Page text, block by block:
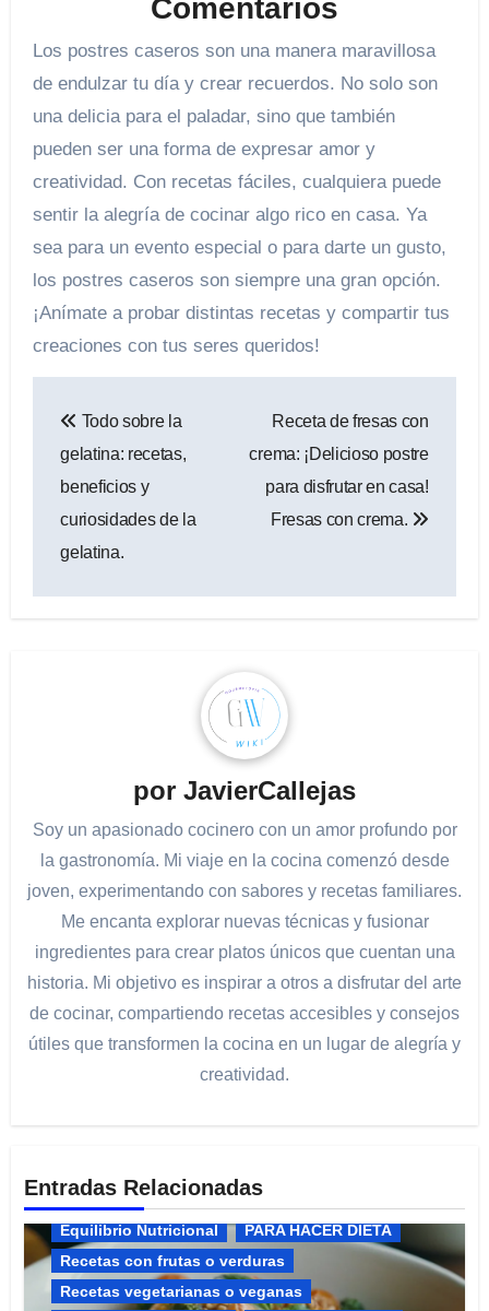
Comentarios
Los postres caseros son una manera maravillosa
de endulzar tu día y crear recuerdos. No solo son
una delicia para el paladar, sino que también
pueden ser una forma de expresar amor y
creatividad. Con recetas fáciles, cualquiera puede
sentir la alegría de cocinar algo rico en casa. Ya
sea para un evento especial o para darte un gusto,
los postres caseros son siempre una gran opción.
¡Anímate a probar distintas recetas y compartir tus
creaciones con tus seres queridos!
Todo sobre la
gelatina: recetas,
beneficios y
curiosidades de la
gelatina.
Receta de fresas con
crema: ¡Delicioso postre
para disfrutar en casa!
Fresas con crema.
por JavierCallejas
Soy un apasionado cocinero con un amor profundo por
la gastronomía. Mi viaje en la cocina comenzó desde
joven, experimentando con sabores y recetas familiares.
Me encanta explorar nuevas técnicas y fusionar
ingredientes para crear platos únicos que cuentan una
historia. Mi objetivo es inspirar a otros a disfrutar del arte
de cocinar, compartiendo recetas accesibles y consejos
útiles que transformen la cocina en un lugar de alegría y
creatividad.
Entradas Relacionadas
Equilibrio Nutricional​
PARA HACER DIETA
Recetas con frutas o verduras
Recetas vegetarianas o veganas